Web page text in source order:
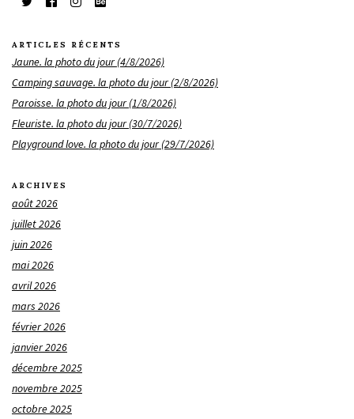
ARTICLES RÉCENTS
Jaune. la photo du jour (4/8/2026)
Camping sauvage. la photo du jour (2/8/2026)
Paroisse. la photo du jour (1/8/2026)
Fleuriste. la photo du jour (30/7/2026)
Playground love. la photo du jour (29/7/2026)
ARCHIVES
août 2026
juillet 2026
juin 2026
mai 2026
avril 2026
mars 2026
février 2026
janvier 2026
décembre 2025
novembre 2025
octobre 2025